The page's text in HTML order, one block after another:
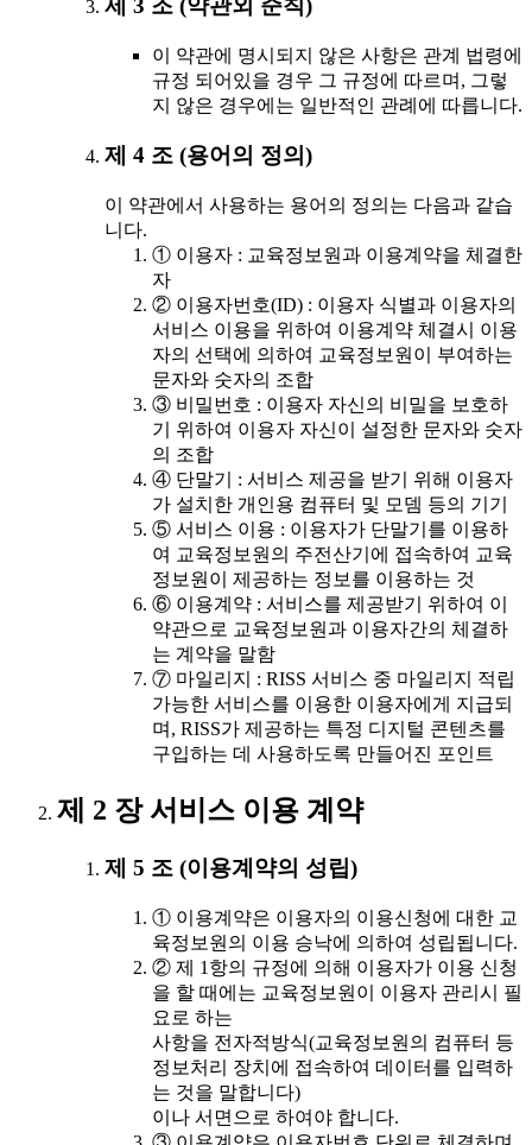
제 3 조 (약관외 준칙)
이 약관에 명시되지 않은 사항은 관계 법령에
규정 되어있을 경우 그 규정에 따르며, 그렇
지 않은 경우에는 일반적인 관례에 따릅니다.
제 4 조 (용어의 정의)
이 약관에서 사용하는 용어의 정의는 다음과 같습
니다.
① 이용자 : 교육정보원과 이용계약을 체결한
자
② 이용자번호(ID) : 이용자 식별과 이용자의
서비스 이용을 위하여 이용계약 체결시 이용
자의 선택에 의하여 교육정보원이 부여하는
문자와 숫자의 조합
③ 비밀번호 : 이용자 자신의 비밀을 보호하
기 위하여 이용자 자신이 설정한 문자와 숫자
의 조합
④ 단말기 : 서비스 제공을 받기 위해 이용자
가 설치한 개인용 컴퓨터 및 모뎀 등의 기기
⑤ 서비스 이용 : 이용자가 단말기를 이용하
여 교육정보원의 주전산기에 접속하여 교육
정보원이 제공하는 정보를 이용하는 것
⑥ 이용계약 : 서비스를 제공받기 위하여 이
약관으로 교육정보원과 이용자간의 체결하
는 계약을 말함
⑦ 마일리지 : RISS 서비스 중 마일리지 적립
가능한 서비스를 이용한 이용자에게 지급되
며, RISS가 제공하는 특정 디지털 콘텐츠를
구입하는 데 사용하도록 만들어진 포인트
제 2 장 서비스 이용 계약
제 5 조 (이용계약의 성립)
① 이용계약은 이용자의 이용신청에 대한 교
육정보원의 이용 승낙에 의하여 성립됩니다.
② 제 1항의 규정에 의해 이용자가 이용 신청
을 할 때에는 교육정보원이 이용자 관리시 필
요로 하는
사항을 전자적방식(교육정보원의 컴퓨터 등
정보처리 장치에 접속하여 데이터를 입력하
는 것을 말합니다)
이나 서면으로 하여야 합니다.